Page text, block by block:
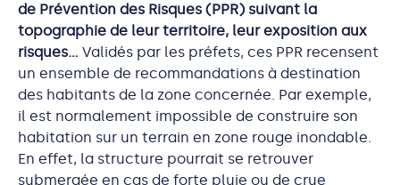
de Prévention des Risques (PPR) suivant la
topographie de leur territoire, leur exposition aux
risques… Validés par les préfets, ces PPR recensent
un ensemble de recommandations à destination
des habitants de la zone concernée. Par exemple,
il est normalement impossible de construire son
habitation sur un terrain en zone rouge inondable.
En effet, la structure pourrait se retrouver
submergée en cas de forte pluie ou de crue